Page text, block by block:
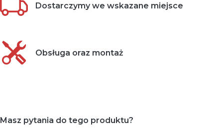
Dostarczymy we wskazane miejsce
Obsługa oraz montaż
Masz pytania do tego produktu?